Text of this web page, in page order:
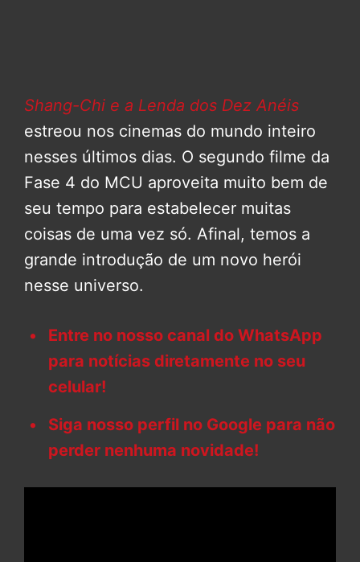
Shang-Chi e a Lenda dos Dez Anéis
estreou nos cinemas do mundo inteiro
nesses últimos dias. O segundo filme da
Fase 4 do MCU aproveita muito bem de
seu tempo para estabelecer muitas
coisas de uma vez só. Afinal, temos a
grande introdução de um novo herói
nesse universo.
Entre no nosso canal do WhatsApp
para notícias diretamente no seu
celular!
Siga nosso perfil no Google para não
perder nenhuma novidade!